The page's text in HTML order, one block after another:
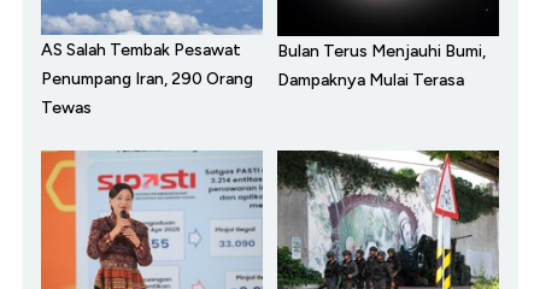
AS Salah Tembak Pesawat
Penumpang Iran, 290 Orang
Tewas
Bulan Terus Menjauhi Bumi,
Dampaknya Mulai Terasa